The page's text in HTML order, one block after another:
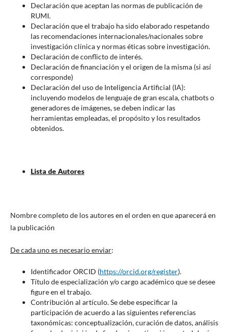
Declaración que aceptan las normas de publicación de
RUMI.
Declaración que el trabajo ha sido elaborado respetando
las recomendaciones internacionales/nacionales sobre
investigación clínica y normas éticas sobre investigación.
Declaración de conflicto de interés.
Declaración de financiación y el origen de la misma (si así
corresponde)
Declaración del uso de Inteligencia Artificial (IA):
incluyendo modelos de lenguaje de gran escala, chatbots o
generadores de imágenes, se deben indicar las
herramientas empleadas, el propósito y los resultados
obtenidos.
Lista de Autores
Nombre completo de los autores en el orden en que aparecerá en
la publicación
De cada uno es necesario enviar:
Identificador ORCID (https://orcid.org/register).
Título de especialización y/o cargo académico que se desee
figure en el trabajo.
Contribución al artículo. Se debe especificar la
participación de acuerdo a las siguientes referencias
taxonómicas: conceptualización, curación de datos, análisis